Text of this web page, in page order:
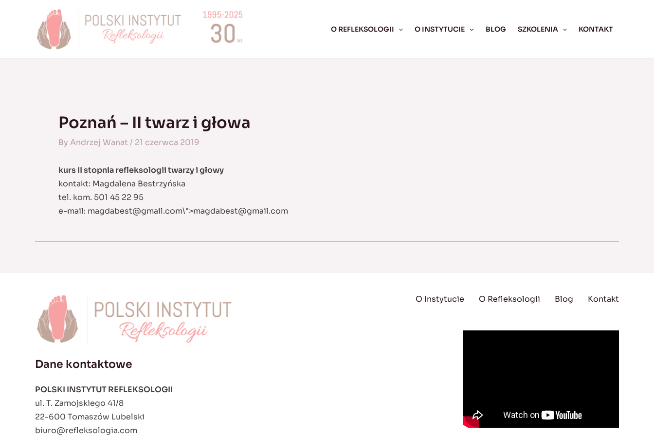
O REFLEKSOLOGII O INSTYTUCIE BLOG SZKOLENIA KONTAKT
Poznań – II twarz i głowa
By Andrzej Wanat / 21 czerwca 2019
kurs II stopnia refleksologii twarzy i głowy
kontakt: Magdalena Bestrzyńska
tel. kom. 501 45 22 95
e-mail: magdabest@gmail.com\">magdabest@gmail.com
Dane kontaktowe
POLSKI INSTYTUT REFLEKSOLOGII
ul. T. Zamojskiego 41/8
22-600 Tomaszów Lubelski
biuro@refleksologia.com
O Instytucie O Refleksologii Blog Kontakt